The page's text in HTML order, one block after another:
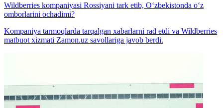
Wildberries kompaniyasi Rossiyani tark etib, O‘zbekistonda o‘z
omborlarini ochadimi?
Kompaniya tarmoqlarda tarqalgan xabarlarni rad etdi va Wildberries
matbuot xizmati Zamon.uz savollariga javob berdi.